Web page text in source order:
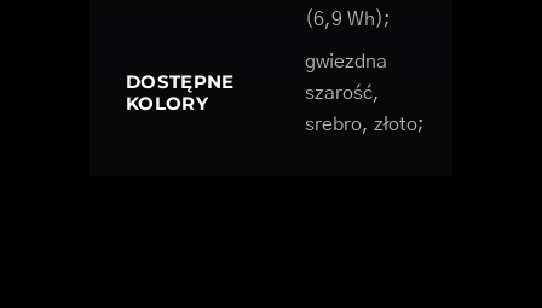
(6,9 Wh);
DOSTĘPNE
KOLORY
gwiezdna
szarość,
srebro, złoto;